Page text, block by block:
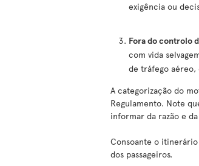
exigência ou
Fora do controlo
com vida
de tráfego aéreo,
A categorização do
Regulamento. Note
informar da razão e
Consoante o
dos passageiros.